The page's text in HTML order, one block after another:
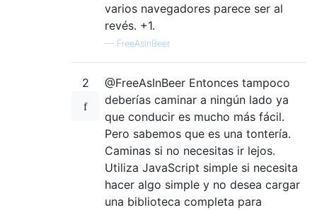
varios navegadores parece ser al
revés. +1.
— FreeAsInBeer
2
@FreeAsInBeer Entonces tampoco
deberías caminar a ningún lado ya
que conducir es mucho más fácil.
Pero sabemos que es una tontería.
Caminas si no necesitas ir lejos.
Utiliza JavaScript simple si necesita
hacer algo simple y no desea cargar
una biblioteca completa para